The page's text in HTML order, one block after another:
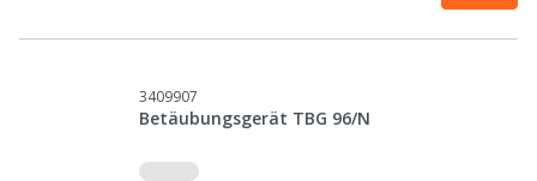
3409907
Betäubungsgerät TBG 96/N